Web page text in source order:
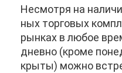
Несмот­ря на
ных тор­го­вых
рын­ках в лю­бое
днев­но (кро­ме
кры­ты) мож­но